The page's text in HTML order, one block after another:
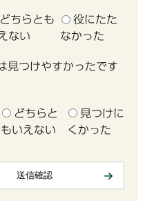
どちらとも
ない
役にたた
なかった
見つけやすかったです
どちらと
もいえない
見つけに
くかった